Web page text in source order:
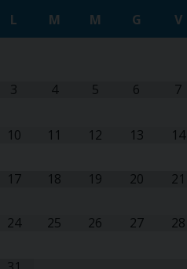
L M M G V
3 4 5 6 7
10 11 12 13 14
17 18 19 20 21
24 25 26 27 28